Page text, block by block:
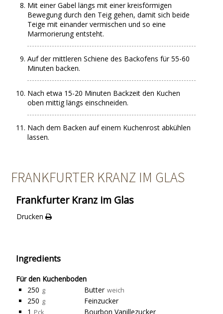
Mit einer Gabel längs mit einer kreisförmigen
Bewegung durch den Teig gehen, damit sich beide
Teige mit einander vermischen und so eine
Marmorierung entsteht.
Auf der mittleren Schiene des Backofens für 55-60
Minuten backen.
Nach etwa 15-20 Minuten Backzeit den Kuchen
oben mittig längs einschneiden.
Nach dem Backen auf einem Kuchenrost abkühlen
lassen.
FRANKFURTER KRANZ IM GLAS
Frankfurter Kranz im Glas
Drucken
Ingredients
Für den Kuchenboden
250 g Butter weich
250 g
Feinzucker
1 Pck Bourbon Vanillezucker